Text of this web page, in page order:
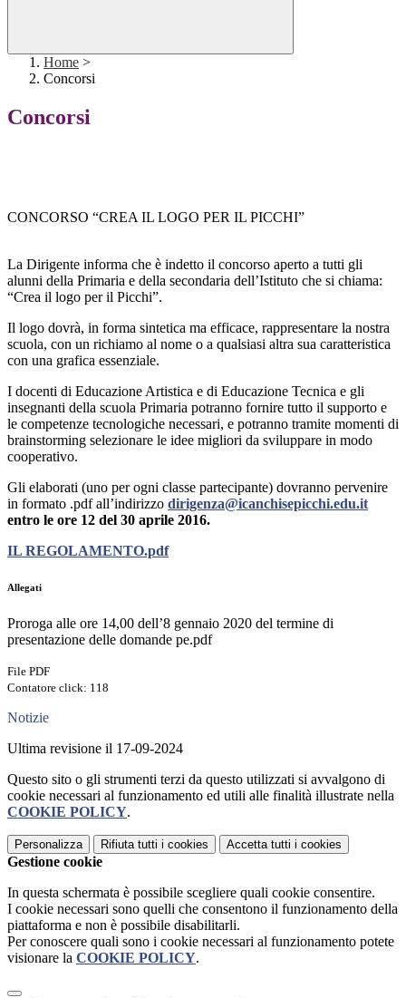
Home >
Concorsi
Concorsi
CONCORSO “CREA IL LOGO PER IL PICCHI”
La Dirigente informa che è indetto il concorso aperto a tutti gli
alunni della Primaria e della secondaria dell’Istituto che si chiama:
“Crea il logo per il Picchi”.
Il logo dovrà, in forma sintetica ma efficace, rappresentare la nostra
scuola, con un richiamo al nome o a qualsiasi altra sua caratteristica
con una grafica essenziale.
I docenti di Educazione Artistica e di Educazione Tecnica e gli
insegnanti della scuola Primaria potranno fornire tutto il supporto e
le competenze tecnologiche necessari, e potranno tramite momenti di
brainstorming selezionare le idee migliori da sviluppare in modo
cooperativo.
Gli elaborati (uno per ogni classe partecipante) dovranno pervenire
in formato .pdf all’indirizzo dirigenza@icanchisepicchi.edu.it
entro le ore 12 del 30 aprile 2016.
IL REGOLAMENTO.pdf
Allegati
Proroga alle ore 14,00 dell’8 gennaio 2020 del termine di
presentazione delle domande pe.pdf
File PDF
Contatore click: 118
Notizie
Ultima revisione il 17-09-2024
Questo sito o gli strumenti terzi da questo utilizzati si avvalgono di
cookie necessari al funzionamento ed utili alle finalità illustrate nella
COOKIE POLICY.
Personalizza Rifiuta tutti i cookies Accetta tutti i cookies
Gestione cookie
In questa schermata è possibile scegliere quali cookie consentire.
I cookie necessari sono quelli che consentono il funzionamento della
piattaforma e non è possibile disabilitarli.
Per conoscere quali sono i cookie necessari al funzionamento potete
visionare la COOKIE POLICY.